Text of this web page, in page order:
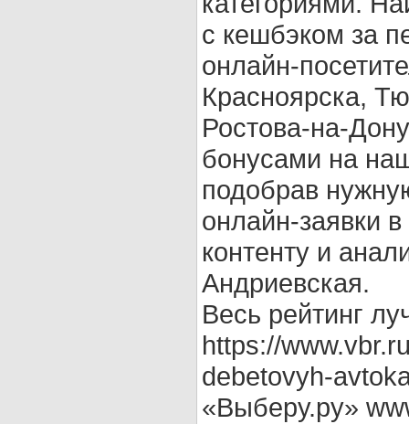
с кешбэком за
онлайн-
Красноярска,
Ростова-на-
бонусами на
подобрав
онлайн-заявки
контенту и
Андриевская.
Весь рейтинг
https://
debetovyh-
«Выберу.ру»